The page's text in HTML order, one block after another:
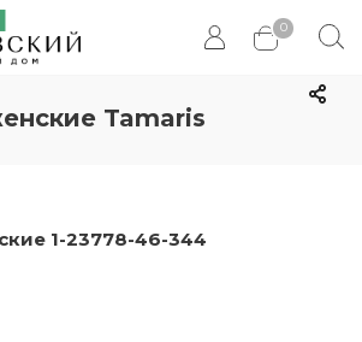
0
Tamaris
1-23778-46-344